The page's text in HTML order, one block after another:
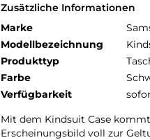
Zusätzliche Informationen
Marke
Modellbezeichnung
Produkttyp
Farbe
Verfügbarkeit
Mit dem Kindsuit Case
Erscheinungsbild voll zur